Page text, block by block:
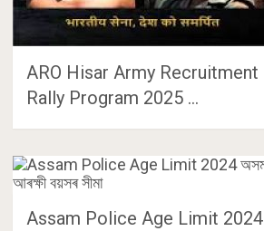
ARO Hisar Army Recruitment
Rally Program 2025 …
Assam Police Age Limit 2024